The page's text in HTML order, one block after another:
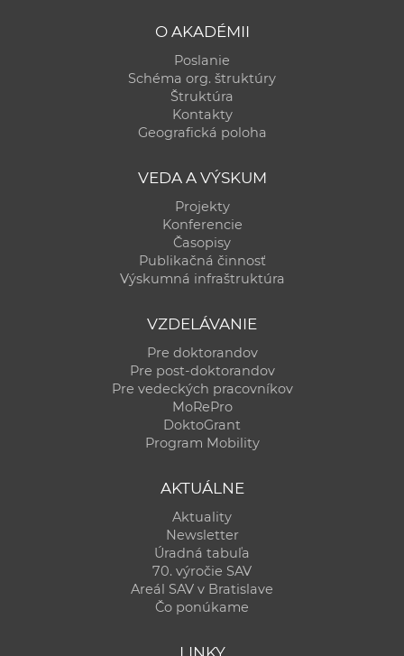
O AKADÉMII
Poslanie
Schéma org. štruktúry
Štruktúra
Kontakty
Geografická poloha
VEDA A VÝSKUM
Projekty
Konferencie
Časopisy
Publikačná činnosť
Výskumná infraštruktúra
VZDELÁVANIE
Pre doktorandov
Pre post-doktorandov
Pre vedeckých pracovníkov
MoRePro
DoktoGrant
Program Mobility
AKTUÁLNE
Aktuality
Newsletter
Úradná tabuľa
70. výročie SAV
Areál SAV v Bratislave
Čo ponúkame
LINKY